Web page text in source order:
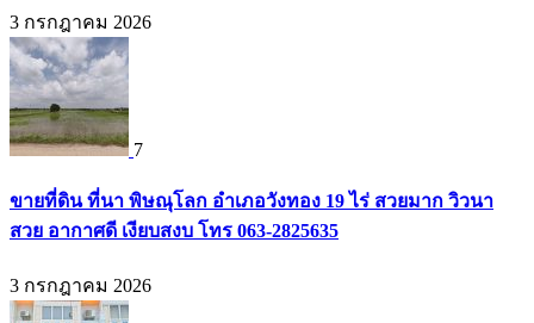
3 กรกฎาคม 2026
7
ขายที่ดิน ที่นา พิษณุโลก อำเภอวังทอง 19 ไร่ สวยมาก วิวนา
สวย อากาศดี เงียบสงบ โทร 063-2825635
3 กรกฎาคม 2026